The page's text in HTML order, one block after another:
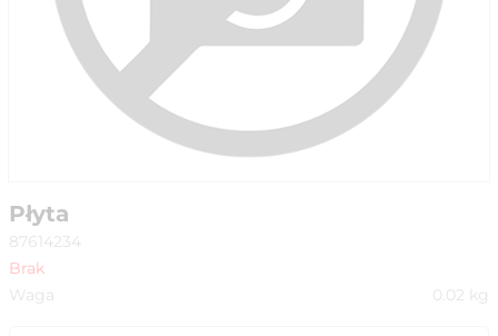
Płyta
87614234
Brak
Waga
0.02 kg